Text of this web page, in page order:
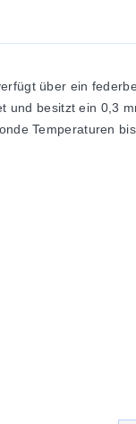
über ein
und besitzt ein 0,3
Temperaturen